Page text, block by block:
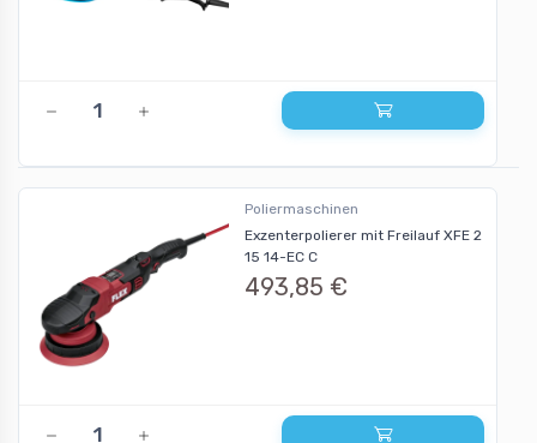
Poliermaschinen
Exzenterpolierer mit Freilauf XFE 2
15 14-EC C
493,85 €